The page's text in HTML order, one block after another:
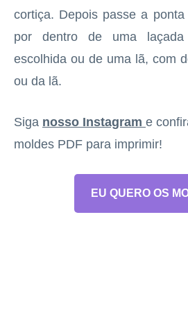
cortiça. Depois passe a
por dentro de uma
escolhida ou de uma lã, com
ou da lã.
Siga nosso Instagram e
moldes PDF para imprimir!
EU QUERO OS